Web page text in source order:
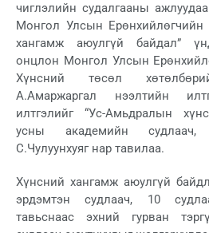
чиглэлийн судалгааны
Монгол Улсын Ерөнхийлөгчийн
хангамж аюулгүй байдал”
онцлон Монгол Улсын
Хүнсний төсөл
А.Амаржаргал нээлтийн
илтгэлийг “Ус-Амьдралын
усны академийн судлаач,
С.Чулуунхуяг нар тавилаа.
Хүнсний хангамж аюулгүй
эрдэмтэн судлаач, 10
тавьснаас эхний гурван